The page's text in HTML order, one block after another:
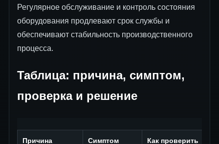
Регулярное обслуживание и контроль состояния
оборудования продлевают срок службы и
обеспечивают стабильность производственного
процесса.
Таблица: причина, симптом,
проверка и решение
Причина Симптом Как проверить